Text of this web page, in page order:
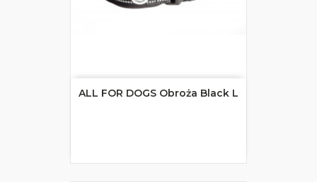
ALL FOR DOGS Obroża Black L